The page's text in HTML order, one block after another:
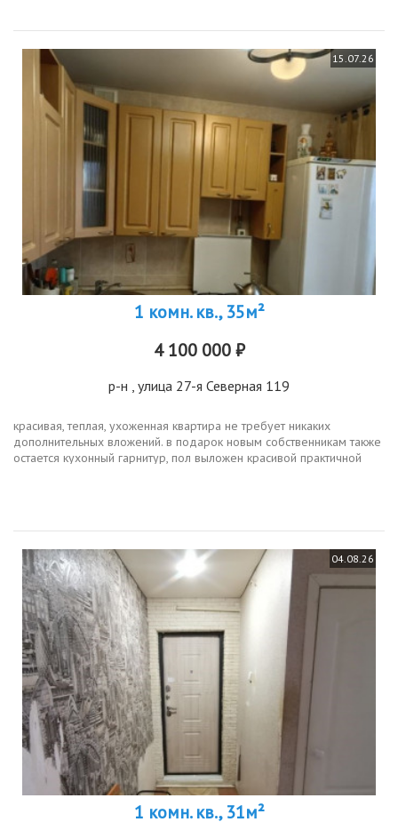
15.07.26
1 комн. кв., 35м²
4 100 000 ₽
р-н , улица 27-я Северная 119
красивая, теплая, ухоженная квартира не требует никаких
дополнительных вложений. в подарок новым собственникам также
остается кухонный гарнитур, пол выложен красивой практичной
04.08.26
1 комн. кв., 31м²